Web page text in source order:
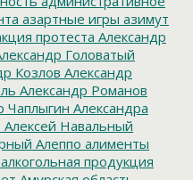
азартные игры азимут
протеста Александр
Головатый
Козлов Александр
Александр Романов
Чаплыгин Александра
Алексей Навальный
Алеппо алименты
алкогольная продукция